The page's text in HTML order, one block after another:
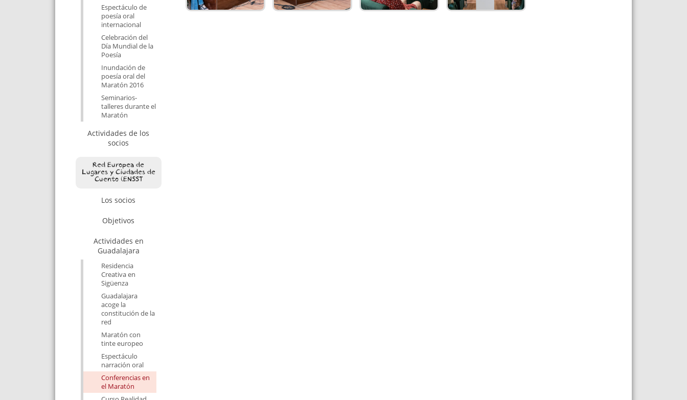
Espectáculo de
poesía oral
internacional
Celebración del
Día Mundial de la
Poesía
Inundación de
poesía oral del
Maratón 2016
Seminarios-
talleres durante el
Maratón
Actividades de los
socios
Red Europea de
Lugares y Ciudades de
Cuento (ENSST
Los socios
Objetivos
Actividades en
Guadalajara
Residencia
Creativa en
Sigüenza
Guadalajara
acoge la
constitución de la
red
Maratón con
tinte europeo
Espectáculo
narración oral
Conferencias en
el Maratón